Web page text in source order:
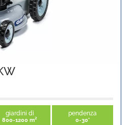
giardini di
800-1200 m²
pendenza
0-30°